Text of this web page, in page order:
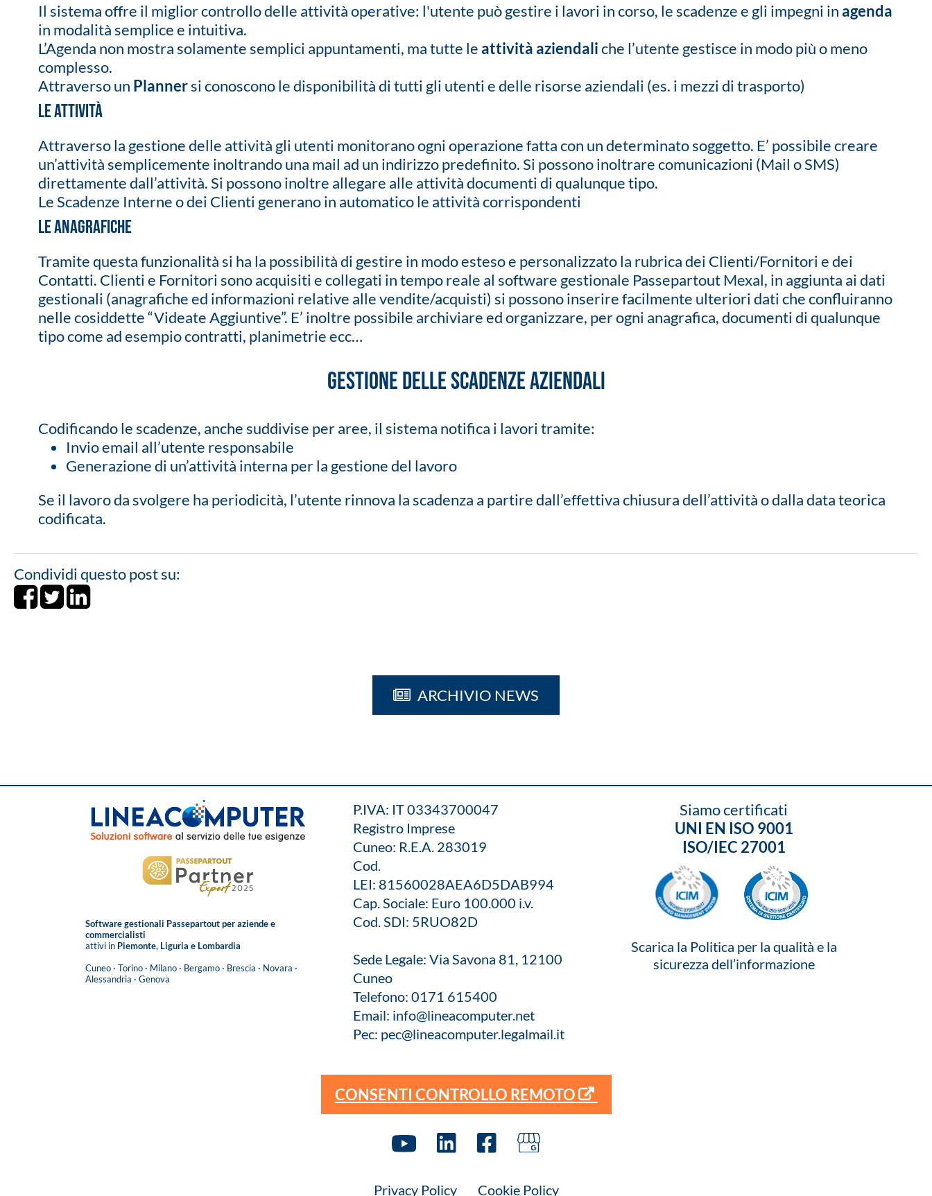
Il sistema offre il miglior controllo delle attività operative: l'utente può gestire i lavori in corso, le scadenze e gli impegni in agenda
in modalità semplice e intuitiva.
L’Agenda non mostra solamente semplici appuntamenti, ma tutte le attività aziendaliche l’utente gestisce in modo più o meno
complesso.
Attraverso un Plannersi conoscono le disponibilità di tutti gli utenti e delle risorse aziendali (es. i mezzi di trasporto)
LE ATTIVITÀ
Attraverso la gestione delle attività gli utenti monitorano ogni operazione fatta con un determinato soggetto. E’ possibile creare
un’attività semplicemente inoltrando una mail ad un indirizzo predefinito. Si possono inoltrare comunicazioni (Mail o SMS)
direttamente dall’attività. Si possono inoltre allegare alle attività documenti di qualunque tipo.
Le Scadenze Interne o dei Clienti generano in automatico le attività corrispondenti
LE ANAGRAFICHE
Tramite questa funzionalità si ha la possibilità di gestire in modo esteso e personalizzato la rubrica dei Clienti/Fornitori e dei
Contatti. Clienti e Fornitori sono acquisiti e collegati in tempo reale al software gestionale Passepartout Mexal, in aggiunta ai dati
gestionali (anagrafiche ed informazioni relative alle vendite/acquisti) si possono inserire facilmente ulteriori dati che confluiranno
nelle cosiddette “Videate Aggiuntive”. E’ inoltre possibile archiviare ed organizzare, per ogni anagrafica, documenti di qualunque
tipo come ad esempio contratti, planimetrie ecc…
GESTIONE DELLE SCADENZE AZIENDALI
Codificando le scadenze, anche suddivise per aree, il sistema notifica i lavori tramite:
Invio email all’utente responsabile
Generazione di un’attività interna per la gestione del lavoro
Se il lavoro da svolgere ha periodicità, l’utente rinnova la scadenza a partire dall’effettiva chiusura dell’attività o dalla data teorica
codificata.
Condividi questo post su:
Share on Facebook
TweetShare on LinkedIn
ARCHIVIO NEWS
Software gestionali Passepartout per aziende e
commercialisti
attivi in Piemonte, Liguria e Lombardia
Cuneo· Torino· Milano· Bergamo· Brescia · Novara ·
Alessandria · Genova
P.IVA: IT 03343700047
Registro Imprese
Cuneo: R.E.A. 283019
Cod.
LEI: 81560028AEA6D5DAB994
Cap. Sociale: Euro 100.000 i.v.
Cod. SDI: 5RUO82D
Sede Legale: Via Savona 81, 12100
Cuneo
Telefono: 0171 615400
Email: info@lineacomputer.net
Pec: pec@lineacomputer.legalmail.it
Siamo certificati
UNI EN ISO 9001
ISO/IEC 27001
Scarica la Politica per la qualità e la
sicurezza dell’informazione
CONSENTI CONTROLLO REMOTO
Privacy Policy Cookie Policy